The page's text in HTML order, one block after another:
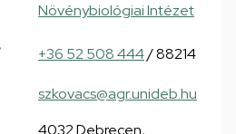
Növénybiológiai Intézet
+36 52 508 444/ 88214
szkovacs@agr.unideb.hu
4032 Debrecen,